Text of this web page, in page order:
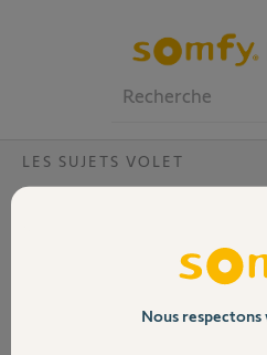
Volet
LES SUJETS VOLET
Demande
Pourriez-vous supprimer le compte
box connexoo afin de pouvoir créer
Nous